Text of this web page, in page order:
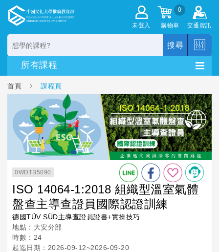
未登入
0
購物車 交通資訊
搜尋
首頁 課程頁
0WDTB5090
ISO 14064-1:2018 組織型溫室氣體
盤查主導查證員國際認證訓練
德國TÜV SÜD主導查證員證書+實操技巧
地點：大安分部
時數：24
起迄日期：2026-09-12~2026-09-20